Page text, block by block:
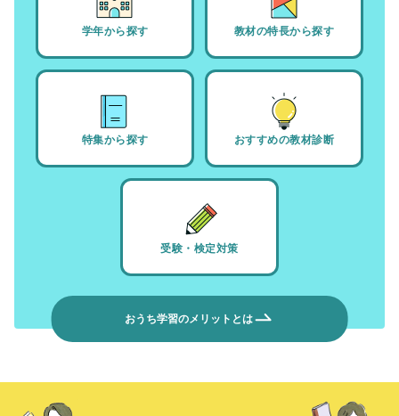
学年から探す 教材の特長から探す
特集から探す おすすめの教材診断
受験・検定対策
おうち学習のメリットとは